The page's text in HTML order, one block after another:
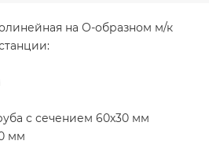
на О-образном м/к
с сечением 60х30 мм
мм